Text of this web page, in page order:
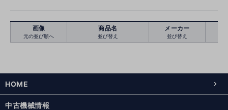
画像
元の並び順へ
商品名
並び替え
メーカー
並び替え
HOME
中古機械情報